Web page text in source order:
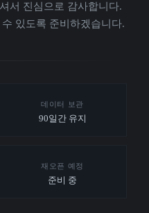
서 진심으로 감사합니다.
있도록 준비하겠습니다.
데이터 보관
90일간 유지
재오픈 예정
준비 중